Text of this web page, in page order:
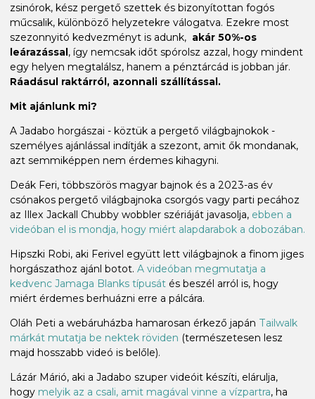
zsinórok, kész pergető szettek és bizonyítottan fogós
műcsalik, különböző helyzetekre válogatva. Ezekre most
szezonnyitó kedvezményt is adunk, akár 50%-os
leárazással, így nemcsak időt spórolsz azzal, hogy mindent
egy helyen megtalálsz, hanem a pénztárcád is jobban jár.
Ráadásul raktárról, azonnali szállítással.
Mit ajánlunk mi?
A Jadabo horgászai - köztük a pergető világbajnokok -
személyes ajánlással indítják a szezont, amit ők mondanak,
azt semmiképpen nem érdemes kihagyni.
Deák Feri, többszörös magyar bajnok és a 2023-as év
csónakos pergető világbajnoka csorgós vagy parti pecához
az Illex Jackall Chubby wobbler szériáját javasolja, ebben a
videóban el is mondja, hogy miért alapdarabok a dobozában.
Hipszki Robi, aki Ferivel együtt lett világbajnok a finom jiges
horgászathoz ajánl botot. A videóban megmutatja a
kedvenc Jamaga Blanks típusát és beszél arról is, hogy
miért érdemes berhuázni erre a pálcára.
Oláh Peti a webáruházba hamarosan érkező japán Tailwalk
márkát mutatja be nektek röviden (természetesen lesz
majd hosszabb videó is belőle).
Lázár Márió, aki a Jadabo szuper videóit készíti, elárulja,
hogy melyik az a csali, amit magával vinne a vízpartra, ha